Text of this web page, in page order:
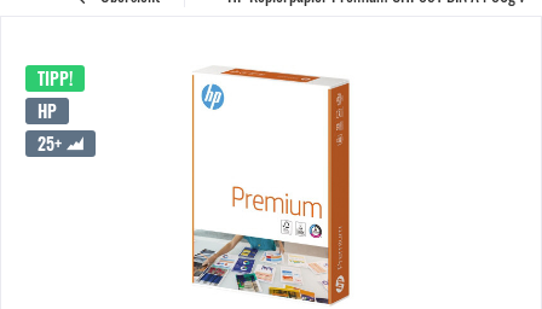
TIPP!
HP
25+